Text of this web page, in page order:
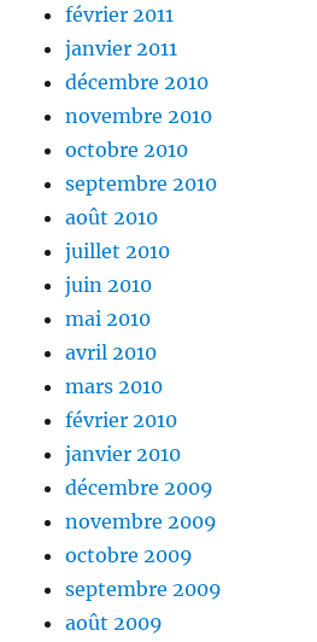
février 2011
janvier 2011
décembre 2010
novembre 2010
octobre 2010
septembre 2010
août 2010
juillet 2010
juin 2010
mai 2010
avril 2010
mars 2010
février 2010
janvier 2010
décembre 2009
novembre 2009
octobre 2009
septembre 2009
août 2009